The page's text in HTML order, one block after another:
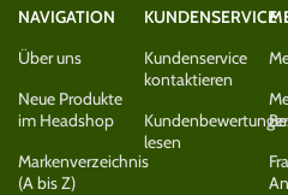
NAVIGATION
Über uns
Neue Produkte
im Headshop
Markenverzeichnis
(A bis Z)
KUNDENSERVICE
Kundenservice
kontaktieren
lesen